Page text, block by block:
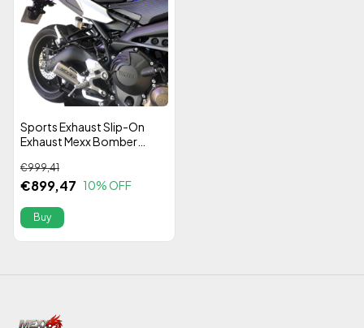
Sports Exhaust Slip-On
Exhaust Mexx Bomber
2020 Stainless Steel 304 -
Alta Performance
€899,47
€999,41
10% OFF